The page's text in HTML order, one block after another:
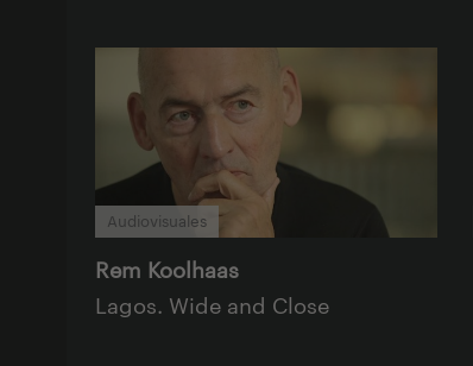
Audiovisuales
Rem Koolhaas
Lagos. Wide and Close